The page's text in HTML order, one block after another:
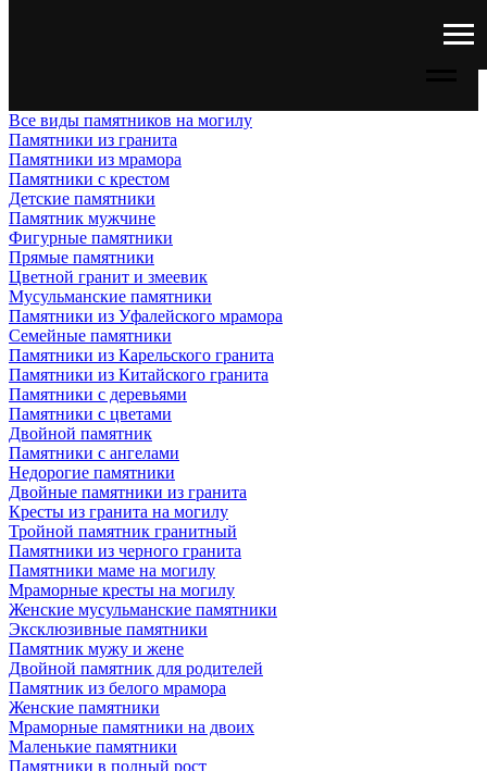
Все виды памятников на могилу
Памятники из гранита
Памятники из мрамора
Памятники с крестом
Детские памятники
Памятник мужчине
Фигурные памятники
Прямые памятники
Цветной гранит и змеевик
Мусульманские памятники
Памятники из Уфалейского мрамора
Семейные памятники
Памятники из Карельского гранита
Памятники из Китайского гранита
Памятники с деревьями
Памятники с цветами
Двойной памятник
Памятники с ангелами
Недорогие памятники
Двойные памятники из гранита
Кресты из гранита на могилу
Тройной памятник гранитный
Памятники из черного гранита
Памятники маме на могилу
Мраморные кресты на могилу
Женские мусульманские памятники
Эксклюзивные памятники
Памятник мужу и жене
Двойной памятник для родителей
Памятник из белого мрамора
Женские памятники
Мраморные памятники на двоих
Маленькие памятники
Памятники в полный рост